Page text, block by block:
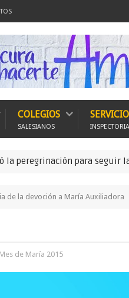
COLEGIOS
SALESIANOS
para seguir las
de la devoción a María Auxiliadora
Mes de María 2015